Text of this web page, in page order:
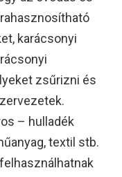
karácsonyi
zsűrizni és
– hulladék
textil stb.